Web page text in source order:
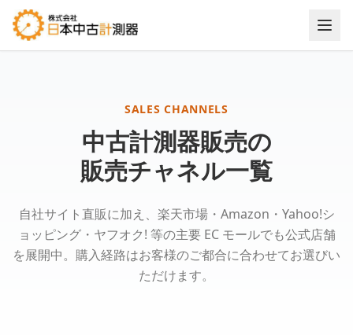
SALES CHANNELS
中古計測器販売の
販売チャネル一覧
自社サイト直販に加え、楽天市場・Amazon・Yahoo!シ
ョッピング・ヤフオク! 等の主要 EC モールでも公式店舗
を展開中。購入経路はお客様のご都合に合わせてお選びい
ただけます。